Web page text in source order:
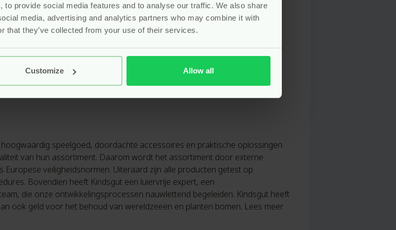
provide social media features and to analyse our traffic. We also share
media, advertising and analytics partners who may combine it with
that they’ve collected from your use of their services.
Customize Allow all
speelgoed, doordachte accessoires en praktische oplossingen
van hun assortiment. Daarom wordt het assortiment door externe
veiligheidsnormen. Uiteraard zijn alle producten getest op
Bovendien heeft Kindsgut een luiervrije expert, een
die onze ontwikkelingsprocessen nauwlettend begeleiden. Kindsgut heeft
ook geld voor het behoud van wereldzeeën en planten bomen. Lees meer